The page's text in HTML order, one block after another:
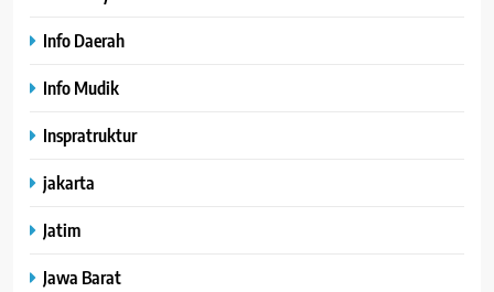
Info Daerah
Info Mudik
Inspratruktur
jakarta
Jatim
Jawa Barat